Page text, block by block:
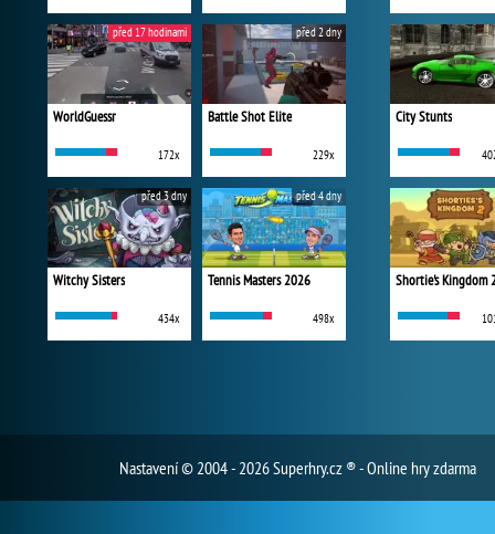
WorldGuessr
172x
před 17 hodinami
Battle Shot Elite
229x
před 2 dny
Witchy Sisters
434x
před 3 dny
Tennis Masters 2026
498x
před 4 dny
City Stunts
Shortie's Kingdom
Nastavení© 2004 - 2026 Superhry.cz ® - Online hry zdarma